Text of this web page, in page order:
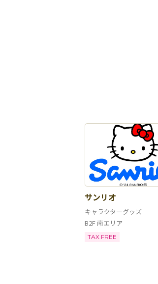
サンリオ
キャラクターグッズ
B2F 南エリア
TAX FREE